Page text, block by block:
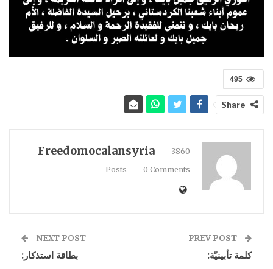
495
Share
Freedomocalansyria
3860
Posts
0 Comments
كلمة تأبينيّة:
NEXT POST
بطاقة استذكار: